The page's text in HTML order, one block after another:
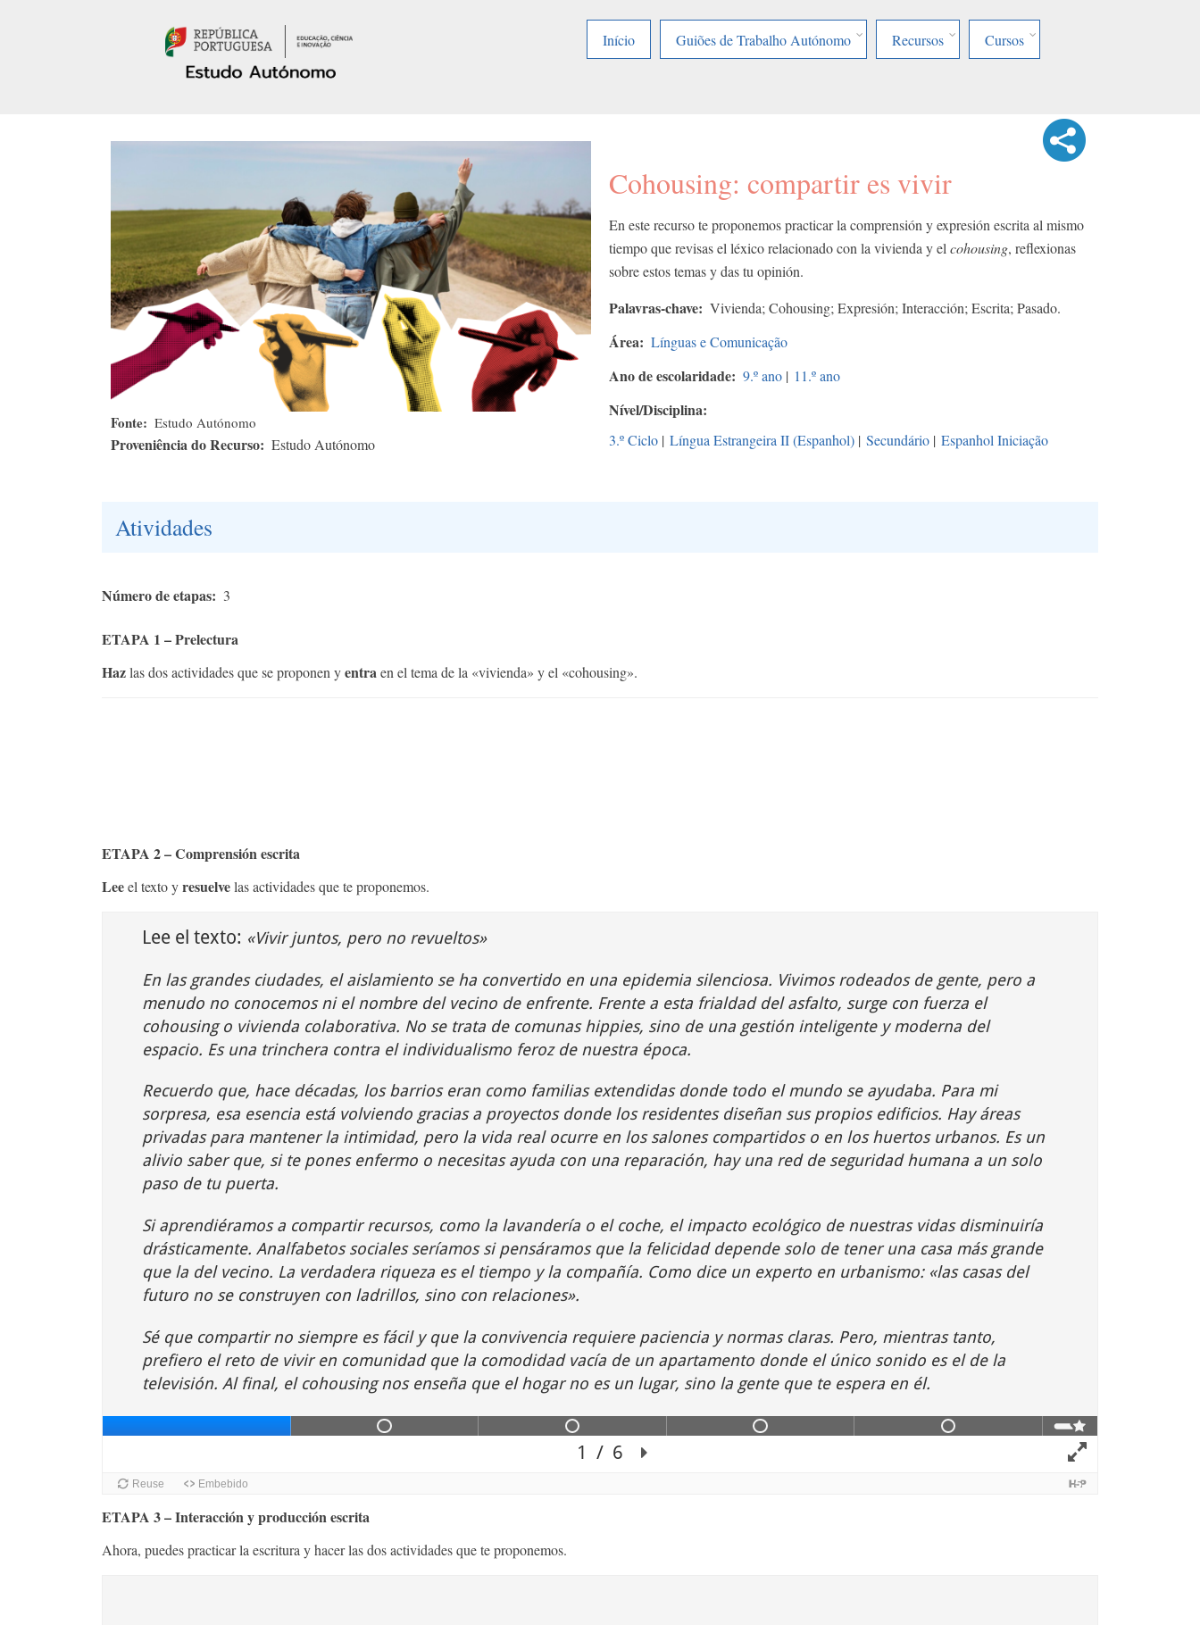
Início
Guiões de Trabalho Autónomo Recursos Cursos
Fonte Estudo Autónomo
Proveniência do Recurso Estudo Autónomo
Cohousing: compartir es vivir
En este recurso te proponemos practicar la comprensión y expresión escrita al mismo
tiempo que revisas el léxico relacionado con la vivienda y elcohousing, reflexionas
sobre estos temas y das tu opinión.
Palavras-chave Vivienda; Cohousing; Expresión; Interacción; Escrita; Pasado.
Área Línguas e Comunicação
Ano de escolaridade 9.º ano | 11.º ano
Nível/Disciplina
3.º Ciclo | Língua Estrangeira II (Espanhol) | Secundário | Espanhol Iniciação
Atividades
Número de etapas 3
ETAPA 1 – Prelectura
Hazlas dos actividades que se proponen yentraen el tema de la «vivienda» y el «cohousing».
ETAPA 2 – Comprensión escrita
Leeel texto yresuelvelas actividades que te proponemos.
ETAPA 3 – Interacción y producción escrita
Ahora, puedes practicar la escritura y hacer las dos actividades que te proponemos.